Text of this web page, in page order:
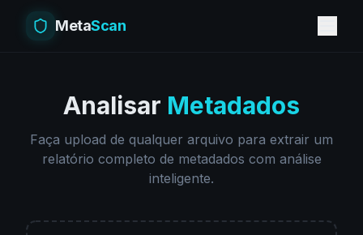
MetaScan
Analisar Metadados
Faça upload de qualquer arquivo para extrair um
relatório completo de metadados com análise
inteligente.